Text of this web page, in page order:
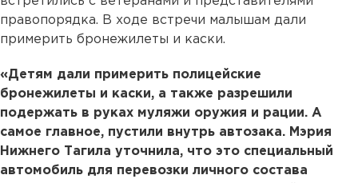
правопорядка. В ходе встречи малышам дали
примерить бронежилеты и каски.
«Детям дали примерить полицейские
бронежилеты и каски, а также разрешили
подержать в руках муляжи оружия и рации. А
самое главное, пустили внутрь автозака. Мэрия
Нижнего Тагила уточнила, что это специальный
автомобиль для перевозки личного состава